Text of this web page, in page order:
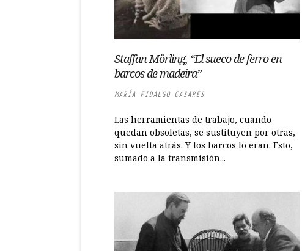
Staffan Mörling, “El sueco de ferro en
barcos de madeira”
MARÍA FIDALGO CASARES
Las herramientas de trabajo, cuando
quedan obsoletas, se sustituyen por otras,
sin vuelta atrás. Y los barcos lo eran. Esto,
sumado a la transmisión...